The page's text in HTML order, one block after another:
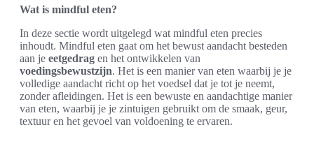
Wat is mindful eten?
In deze sectie wordt uitgelegd wat mindful eten precies
inhoudt. Mindful eten gaat om het bewust aandacht besteden
aan je eetgedrag en het ontwikkelen van
voedingsbewustzijn. Het is een manier van eten waarbij je je
volledige aandacht richt op het voedsel dat je tot je neemt,
zonder afleidingen. Het is een bewuste en aandachtige manier
van eten, waarbij je je zintuigen gebruikt om de smaak, geur,
textuur en het gevoel van voldoening te ervaren.